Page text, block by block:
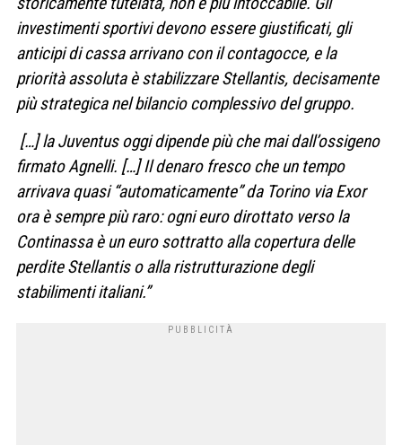
investimenti sportivi devono essere giustificati, gli
anticipi di cassa arrivano con il contagocce, e la
priorità assoluta è stabilizzare Stellantis, decisamente
più strategica nel bilancio complessivo del gruppo.
[…] la Juventus oggi dipende più che mai dall’ossigeno
firmato Agnelli. […] Il denaro fresco che un tempo
arrivava quasi “automaticamente” da Torino via Exor
ora è sempre più raro: ogni euro dirottato verso la
Continassa è un euro sottratto alla copertura delle
perdite Stellantis o alla ristrutturazione degli
stabilimenti italiani.”